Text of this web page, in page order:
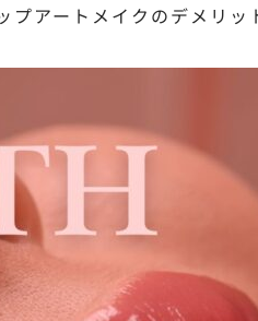
アートメイクのデメリ